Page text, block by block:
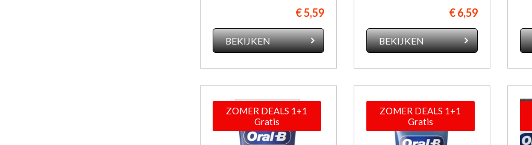
€ 5,59
BEKIJKEN
€ 6,59
BEKIJKEN
ZOMER DEALS 1+1
Gratis
ZOMER DEALS 1+1
Gratis